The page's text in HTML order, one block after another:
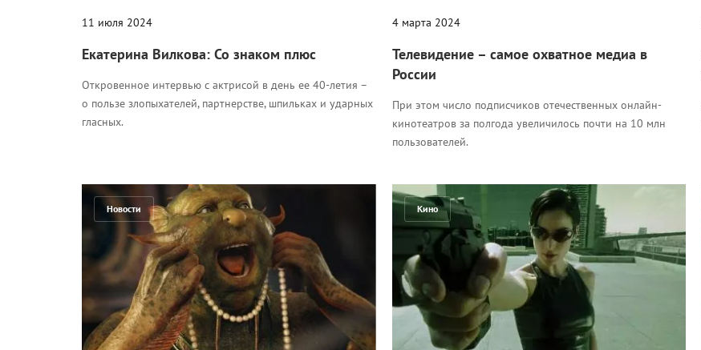
11 июля 2024
Екатерина Вилкова: Со знаком плюс
Откровенное интервью с актрисой в день ее 40-летия –
о пользе злопыхателей, партнерстве, шпильках и ударных
гласных.
4 марта 2024
Телевидение – самое охватное медиа в
России
При этом число подписчиков отечественных онлайн-
кинотеатров за полгода увеличилось почти на 10 млн
пользователей.
Новости Кино